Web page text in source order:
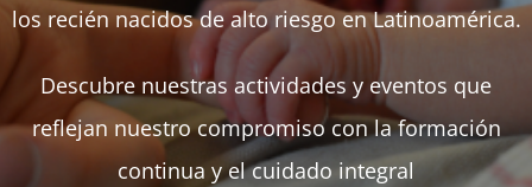
los recién nacidos de alto riesgo en Latinoamérica.
Descubre nuestras actividades y eventos que
reflejan nuestro compromiso con la formación
continua y el cuidado integral